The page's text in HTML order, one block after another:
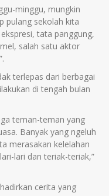
minggu, mungkin
pulang sekolah kita
tata panggung,
salah satu aktor
terlepas dari berbagai
di tengah bulan
teman-teman yang
Banyak yang ngeluh
merasakan kelelahan
lari dan teriak-teriak,”
cerita yang